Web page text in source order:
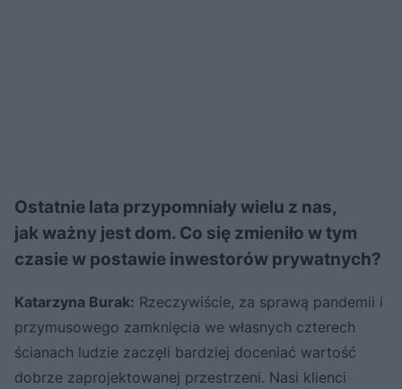
Ostatnie lata przypomniały wielu z nas,
jak ważny jest dom. Co się zmieniło w tym
czasie w postawie inwestorów prywatnych?
Katarzyna Burak: Rzeczywiście, za sprawą pandemii i
przymusowego zamknięcia we własnych czterech
ścianach ludzie zaczęli bardziej doceniać wartość
dobrze zaprojektowanej przestrzeni. Nasi klienci